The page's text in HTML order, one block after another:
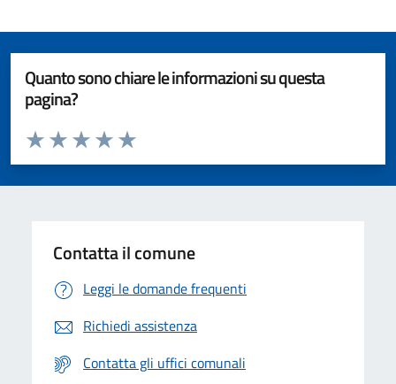
Quanto sono chiare le informazioni su questa
pagina?
Valuta da 1 a 5 stelle la pagina
Valuta 5 stelle su 5
Valuta 4 stelle su 5
Valuta 3 stelle su 5
Valuta 2 stelle su 5
Valuta 1 stelle su 5
Contatta il comune
Leggi le domande frequenti
Richiedi assistenza
Contatta gli uffici comunali